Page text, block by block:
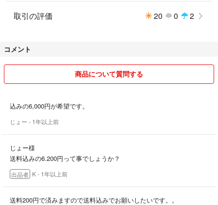
取引の評価 20 0 2
コメント
商品について質問する
込みの6,000円が希望です。
じょー - 1年以上前
じょー様
送料込みの6.200円って事でしょうか？
出品者 K- 1年以上前
送料200円で済みますので送料込みでお願いしたいです。。